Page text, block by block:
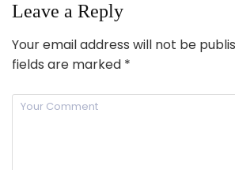
Leave a Reply
Your email address will not be
fields are marked *